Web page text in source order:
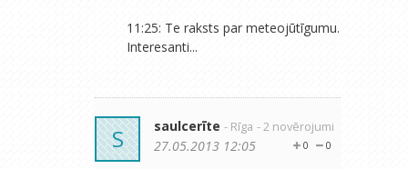
11:25: Te raksts par meteojūtīgumu.
Interesanti...
S saulcerīte - Rīga - 2 novērojumi
0
0
27.05.2013 12:05